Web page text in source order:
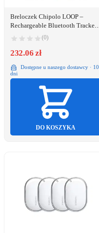
Breloczek Chipolo LOOP –
Rechargeable Bluetooth Tracker
with Silicone Loop for iOS &
Android, Mint
(0)
232.06 zł
Dostępne u naszego dostawcy · 10
dni
DO KOSZYKA